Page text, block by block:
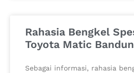
Rahasia Bengkel
Toyota Matic
Sebagai informasi, rahasia